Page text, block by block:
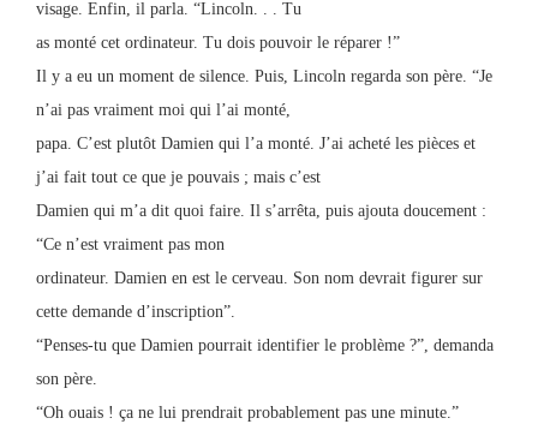
visage. Enfin, il parla. “Lincoln. . . Tu
as monté cet ordinateur. Tu dois pouvoir le réparer !”
Il y a eu un moment de silence. Puis, Lincoln regarda son père. “Je
n’ai pas vraiment moi qui l’ai monté,
papa. C’est plutôt Damien qui l’a monté. J’ai acheté les pièces et
j’ai fait tout ce que je pouvais ; mais c’est
Damien qui m’a dit quoi faire. Il s’arrêta, puis ajouta doucement :
“Ce n’est vraiment pas mon
ordinateur. Damien en est le cerveau. Son nom devrait figurer sur
cette demande d’inscription”.
“Penses-tu que Damien pourrait identifier le problème ?”, demanda
son père.
“Oh ouais ! ça ne lui prendrait probablement pas une minute.”